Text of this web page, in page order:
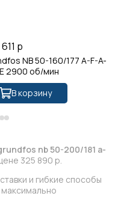
р
NB 50-160/177 A-F-A-
2900 об/мин
В корзину
nb 50-200/181 a-
325 890 р.
и гибкие способы